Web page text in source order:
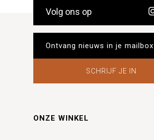
Volg ons op
SCHRIJF JE IN
ONZE WINKEL